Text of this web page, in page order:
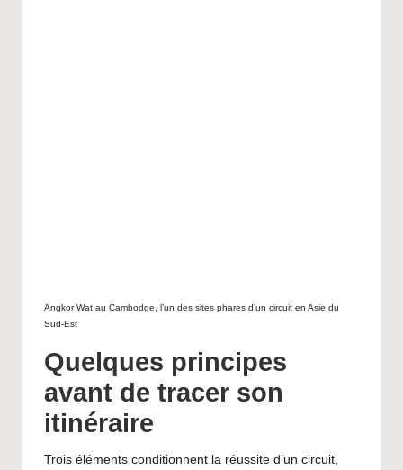
Angkor Wat au Cambodge, l’un des sites phares d’un circuit en Asie du
Sud-Est
Quelques principes
avant de tracer son
itinéraire
Trois éléments conditionnent la réussite d’un circuit,